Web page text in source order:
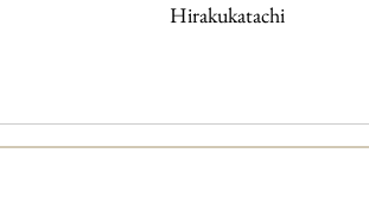
Hirakukatachi